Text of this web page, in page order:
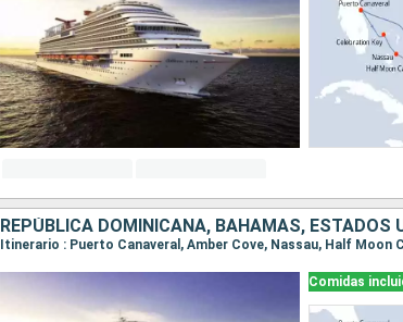
REPÚBLICA DOMINICANA, BAHAMAS, ESTADOS
Itinerario : Puerto Canaveral, Amber Cove, Nassau, Half Moon
Comidas